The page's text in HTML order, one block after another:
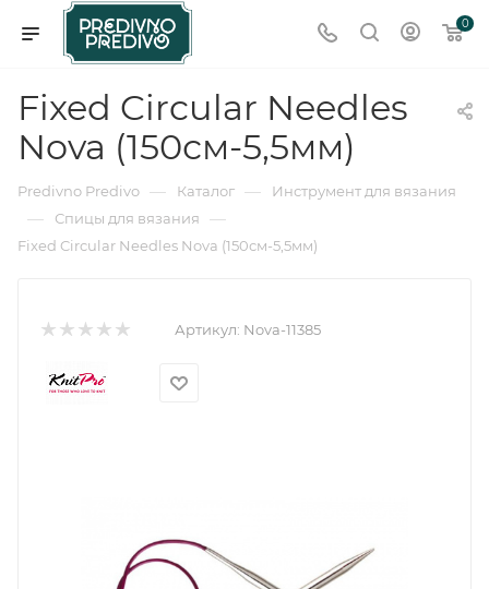
0
Fixed Circular Needles
Nova (150см-5,5мм)
Predivno Predivo — Каталог — Инструмент для вязания
— Спицы для вязания —
Fixed Circular Needles Nova (150см-5,5мм)
Артикул: Nova-11385